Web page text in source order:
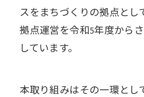
スをまちづくりの拠点とし
拠点運営を令和5年度から
しています。
本取り組みはその一環とし